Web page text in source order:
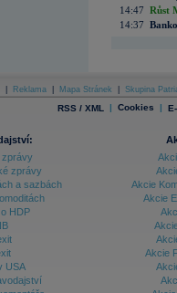
14:47 Růst
14:37
Reklama Mapa Stránek Skupina
RSS / XML | Cookies |
zprávy
zprávy
a sazbách
HDP
USA
Akcie
Akcie
Akcie